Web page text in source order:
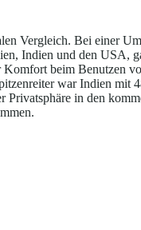
Vergleich. Bei einer
Indien und den USA,
beim Benutzen
war Indien mit
in den